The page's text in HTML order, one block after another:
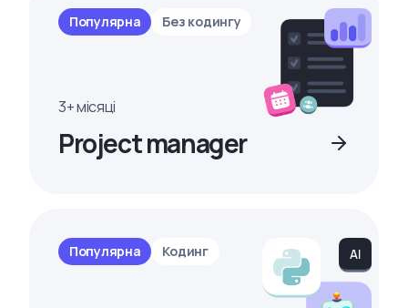
Популярна Без кодингу
3+ місяці
Project manager
Популярна Кодинг